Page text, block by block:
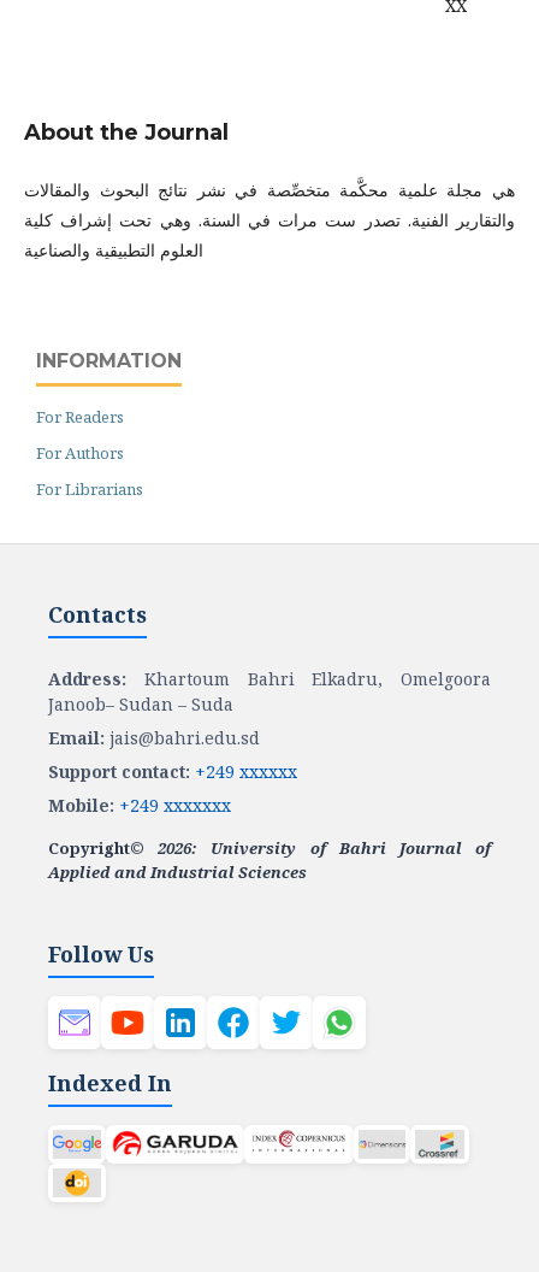
About the Journal
هي مجلة علمية محكَّمة متخصِّصة في نشر نتائج البحوث والمقالات
والتقارير الفنية. تصدر ست مرات في السنة. وهي تحت إشراف كلية
العلوم التطبيقية والصناعية
XX
INFORMATION
For Readers
For Authors
For Librarians
Contacts
Address: Khartoum Bahri Elkadru, Omelgoora
Janoob– Sudan – Suda
Email: jais@bahri.edu.sd
Support contact: +249 xxxxxx
Mobile: +249 xxxxxxx
Copyright©2026: University of Bahri Journal of
Applied and Industrial Sciences
Follow Us
Indexed In